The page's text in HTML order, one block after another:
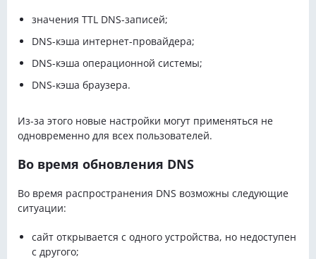
значения TTL DNS-записей;
DNS-кэша интернет-провайдера;
DNS-кэша операционной системы;
DNS-кэша браузера.
Из-за этого новые настройки могут применяться не
одновременно для всех пользователей.
Во время обновления DNS
Во время распространения DNS возможны следующие
ситуации:
сайт открывается с одного устройства, но недоступен
с другого;